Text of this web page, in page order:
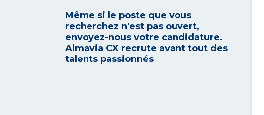
Même si le poste que vous
recherchez n'est pas ouvert,
envoyez-nous votre candidature.
Almavia CX recrute avant tout des
talents passionnés